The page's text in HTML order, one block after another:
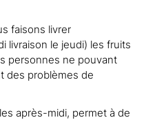
faisons livrer
livraison le jeudi) les fruits
personnes ne pouvant
des problèmes de
après-midi, permet à de